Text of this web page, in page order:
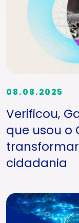
08.08.2025
Verificou,
que usou o
cidadania